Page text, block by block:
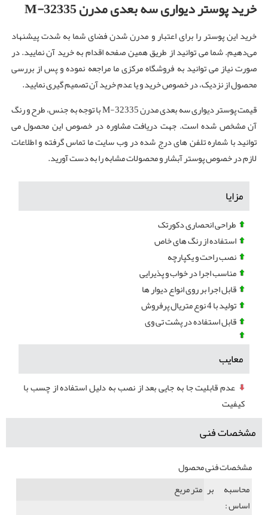
خرید پوستر دیواری سه بعدی مدرنM-32335
خرید این پوستر را برای اعتبار و مدرن شدن فضای شما به شدت پیشنهاد
می‌دهیم. شما می توانید از طریق همین صفحه اقدام به خرید آن نمایید. در
صورت نیاز می توانید به فروشگاه مرکزی ما مراجعه نموده و پس از بررسی
محصول از نزدیک، در خصوص خرید و یا عدم خرید آن تصمیم گیری نمایید.
قیمت پوستر دیواری سه بعدی مدرن M-32335 با توجه به جنس، طرح و رنگ
آن مشخص شده است. جهت دریافت مشاوره در خصوص این محصول می
توانید با شماره تلفن های درج شده در وب سایت ما تماس گرفته و اطلاعات
لازم در خصوص پوستر آبشار و محصولات مشابه را به دست آورید.
مزایا
طراحی انحصاری دکورتک
استفاده از رنگ های خاص
نصب راحت و یکپارچه
مناسب اجرا در خواب و پذیرایی
قابل اجرا بر روی انواع دیوار ها
تولید با 4 نوع متریال پرفروش
قابل استفاده در پشت تی وی
معایب
عدم قابلیت جا به جایی بعد از نصب به دلیل استفاده از چسب با
کیفیت
مشخصات فنی
مشخصات فنی محصول
محاسبه بر
اساس :
متر مربع